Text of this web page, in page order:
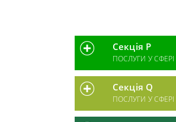
Секція P
ПОСЛУГИ У СФЕРІ
Секція Q
ПОСЛУГИ У